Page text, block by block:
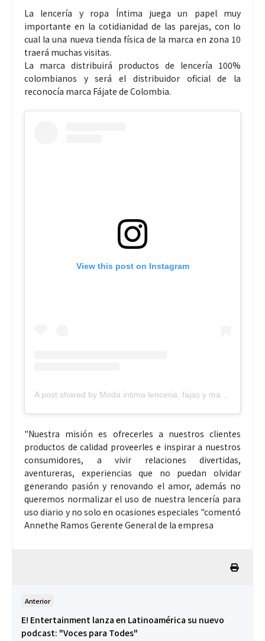
La lencería y ropa Íntima juega un papel muy
importante en la cotidianidad de las parejas, con lo
cual la una nueva tienda física de la marca en zona 10
traerá muchas visitas.
La marca distribuirá productos de lencería 100%
colombianos y será el distribuidor oficial de la
reconocía marca Fájate de Colombia.
View this post on Instagram
A post shared by Moda intima lenceria, fajas y mas (@modaintimagt)
"Nuestra misión es ofrecerles a nuestros clientes
productos de calidad proveerles e inspirar a nuestros
consumidores, a vivir relaciones divertidas,
aventureras, experiencias que no puedan olvidar
generando pasión y renovando el amor, además no
queremos normalizar el uso de nuestra lencería para
uso diario y no solo en ocasiones especiales "comentó
Annethe Ramos Gerente General de la empresa
Anterior
E! Entertainment lanza en Latinoamérica su nuevo
podcast: "Voces para Todes"